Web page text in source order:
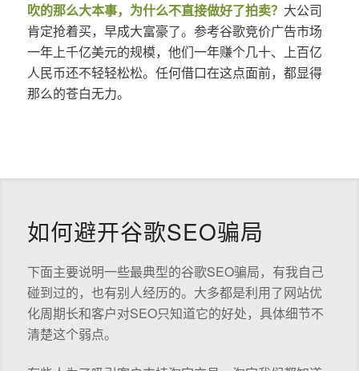
吹的那么大本事，为什么不直接做好了拍卖？ 大公司
肯定抢着买，早成大富豪了。参考谷歌竞价广告市场
一年上千亿美元的规模，他们一年赚个几十、上百亿
人民币还不轻轻松松。任何借口在这点面前，都显得
那么的苍白无力。
如何避开谷歌SEO骗局
下面主要说明一些最典型的谷歌SEO骗局，有我自己
碰到过的，也有别人经历的。大多都是利用了网站优
化周期长和客户对SEO只知道它的好处，具体细节不
清楚这个弱点。